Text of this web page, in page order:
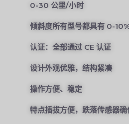
0-30 公里/小时
倾斜度所有型号都具有 0-
认证：全部通过 CE 认证
设计外观优雅，结构紧凑
操作方便、稳定
特点插拔方便，跌落传感器确